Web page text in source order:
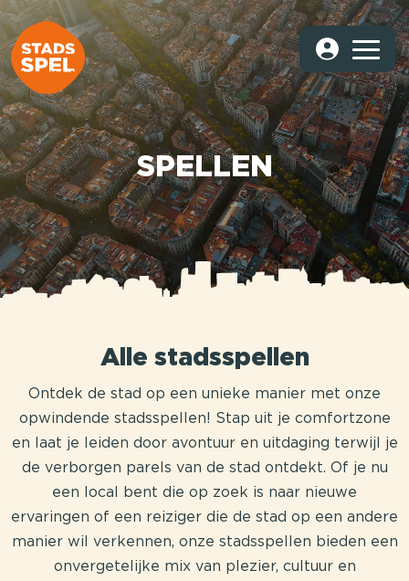
SPELLEN
Alle stadsspellen
Ontdek de stad op een unieke manier met onze
opwindende stadsspellen! Stap uit je comfortzone
en laat je leiden door avontuur en uitdaging terwijl je
de verborgen parels van de stad ontdekt. Of je nu
een local bent die op zoek is naar nieuwe
ervaringen of een reiziger die de stad op een andere
manier wil verkennen, onze stadsspellen bieden een
onvergetelijke mix van plezier, cultuur en